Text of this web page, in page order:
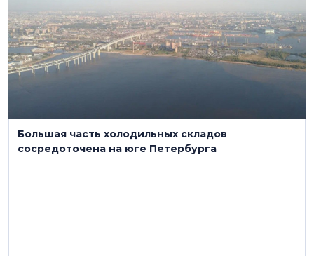
Большая часть холодильных складов
сосредоточена на юге Петербурга